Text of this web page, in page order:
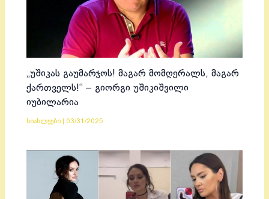
„უშიკას გაუმარჯოს! მაგარ მომღერალს, მაგარ
ქართველს!“ – გიორგი უშიკიშვილი
იუბილარია
სიახლეები 03/31/2025